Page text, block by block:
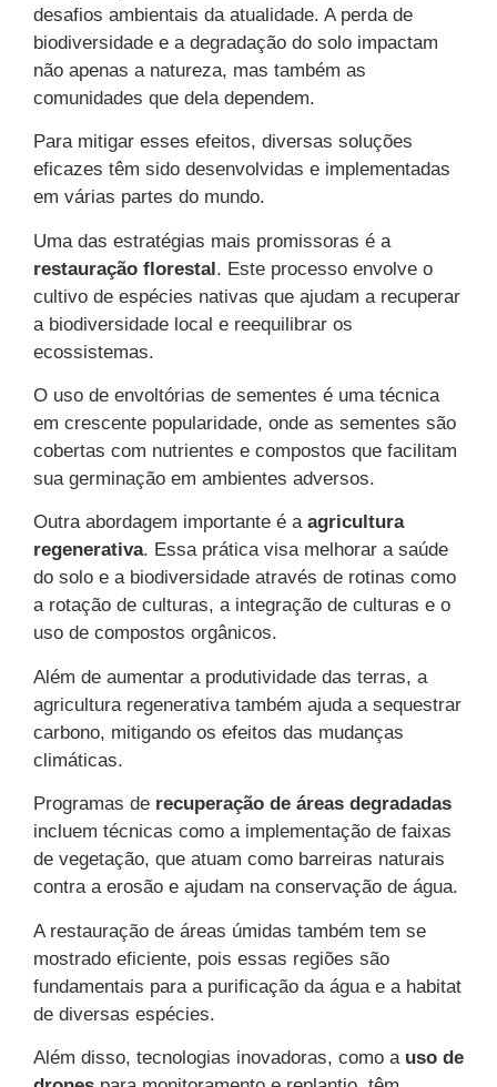
desafios ambientais da atualidade. A perda de
biodiversidade e a degradação do solo impactam
não apenas a natureza, mas também as
comunidades que dela dependem.
Para mitigar esses efeitos, diversas soluções
eficazes têm sido desenvolvidas e implementadas
em várias partes do mundo.
Uma das estratégias mais promissoras é a
restauração florestal. Este processo envolve o
cultivo de espécies nativas que ajudam a recuperar
a biodiversidade local e reequilibrar os
ecossistemas.
O uso de envoltórias de sementes é uma técnica
em crescente popularidade, onde as sementes são
cobertas com nutrientes e compostos que facilitam
sua germinação em ambientes adversos.
Outra abordagem importante é a agricultura
regenerativa. Essa prática visa melhorar a saúde
do solo e a biodiversidade através de rotinas como
a rotação de culturas, a integração de culturas e o
uso de compostos orgânicos.
Além de aumentar a produtividade das terras, a
agricultura regenerativa também ajuda a sequestrar
carbono, mitigando os efeitos das mudanças
climáticas.
Programas de recuperação de áreas degradadas
incluem técnicas como a implementação de faixas
de vegetação, que atuam como barreiras naturais
contra a erosão e ajudam na conservação de água.
A restauração de áreas úmidas também tem se
mostrado eficiente, pois essas regiões são
fundamentais para a purificação da água e a habitat
de diversas espécies.
Além disso, tecnologias inovadoras, como a uso de